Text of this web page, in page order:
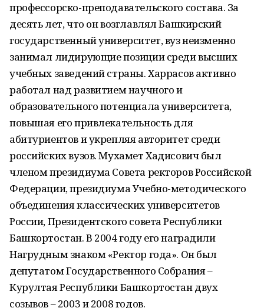
профессорско-преподавательского состава. За
десять лет, что он возглавлял Башкирский
государственный университет, вуз неизменно
занимал лидирующие позиции среди высших
учебных заведений страны. Харрасов активно
работал над развитием научного и
образовательного потенциала университета,
повышая его привлекательность для
абитуриентов и укрепляя авторитет среди
российских вузов. Мухамет Хадисович был
членом президиума Совета ректоров Российской
Федерации, президиума Учебно-методического
объединения классических университетов
России, Президентского совета Республики
Башкортостан. В 2004 году его наградили
Нагрудным знаком «Ректор года». Он был
депутатом Государственного Собрания –
Курултая Республики Башкортостан двух
созывов – 2003 и 2008 годов.